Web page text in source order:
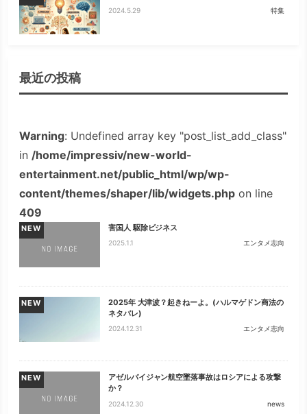
2024.5.29 特集
最近の投稿
Warning: Undefined array key "post_list_add_class"
in /home/impressiv/new-world-
entertainment.net/public_html/wp/wp-
content/themes/shaper/lib/widgets.php on line
409
NEW 害国人 駆除ビジネス
2025.1.1 エンタメ志向
NEW
2025年 大津波？起きねーよ。(ハルマゲドン商法の
ネタバレ)
2024.12.31 エンタメ志向
NEW
アゼルバイジャン航空墜落事故はロシアによる攻撃
か？
2024.12.30 news